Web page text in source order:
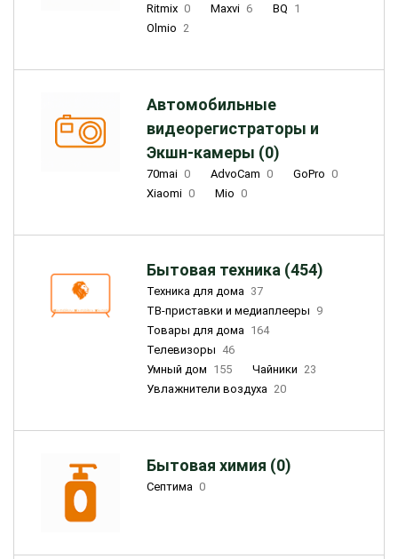
Ritmix 0 Maxvi 6 BQ 1
Olmio 2
Автомобильные
видеорегистраторы и
Экшн-камеры (0)
70mai 0 AdvoCam 0 GoPro 0
Xiaomi 0 Mio 0
Бытовая техника (454)
Техника для дома 37
ТВ-приставки и медиаплееры 9
Товары для дома 164
Телевизоры 46
Умный дом 155 Чайники 23
Увлажнители воздуха 20
Бытовая химия (0)
Септима 0